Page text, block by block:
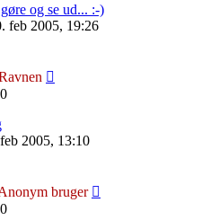
og se ud... :-)
feb 2005, 19:26
2005, 13:10
bruger